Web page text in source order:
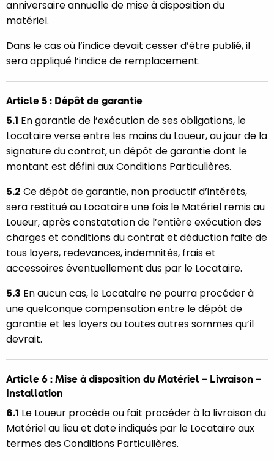
anniversaire annuelle de mise à disposition du
matériel.
Dans le cas où l’indice devait cesser d’être publié, il
sera appliqué l’indice de remplacement.
Article 5 : Dépôt de garantie
5.1 En garantie de l’exécution de ses obligations, le
Locataire verse entre les mains du Loueur, au jour de la
signature du contrat, un dépôt de garantie dont le
montant est défini aux Conditions Particulières.
5.2 Ce dépôt de garantie, non productif d’intérêts,
sera restitué au Locataire une fois le Matériel remis au
Loueur, après constatation de l’entière exécution des
charges et conditions du contrat et déduction faite de
tous loyers, redevances, indemnités, frais et
accessoires éventuellement dus par le Locataire.
5.3 En aucun cas, le Locataire ne pourra procéder à
une quelconque compensation entre le dépôt de
garantie et les loyers ou toutes autres sommes qu’il
devrait.
Article 6 : Mise à disposition du Matériel – Livraison –
Installation
6.1 Le Loueur procède ou fait procéder à la livraison du
Matériel au lieu et date indiqués par le Locataire aux
termes des Conditions Particulières.